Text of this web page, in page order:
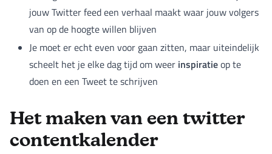
jouw Twitter feed een verhaal maakt waar jouw volgers
van op de hoogte willen blijven
Je moet er echt even voor gaan zitten, maar uiteindelijk
scheelt het je elke dag tijd om weer inspiratieop te
doen en een Tweet te schrijven
Het maken van een twitter
contentkalender